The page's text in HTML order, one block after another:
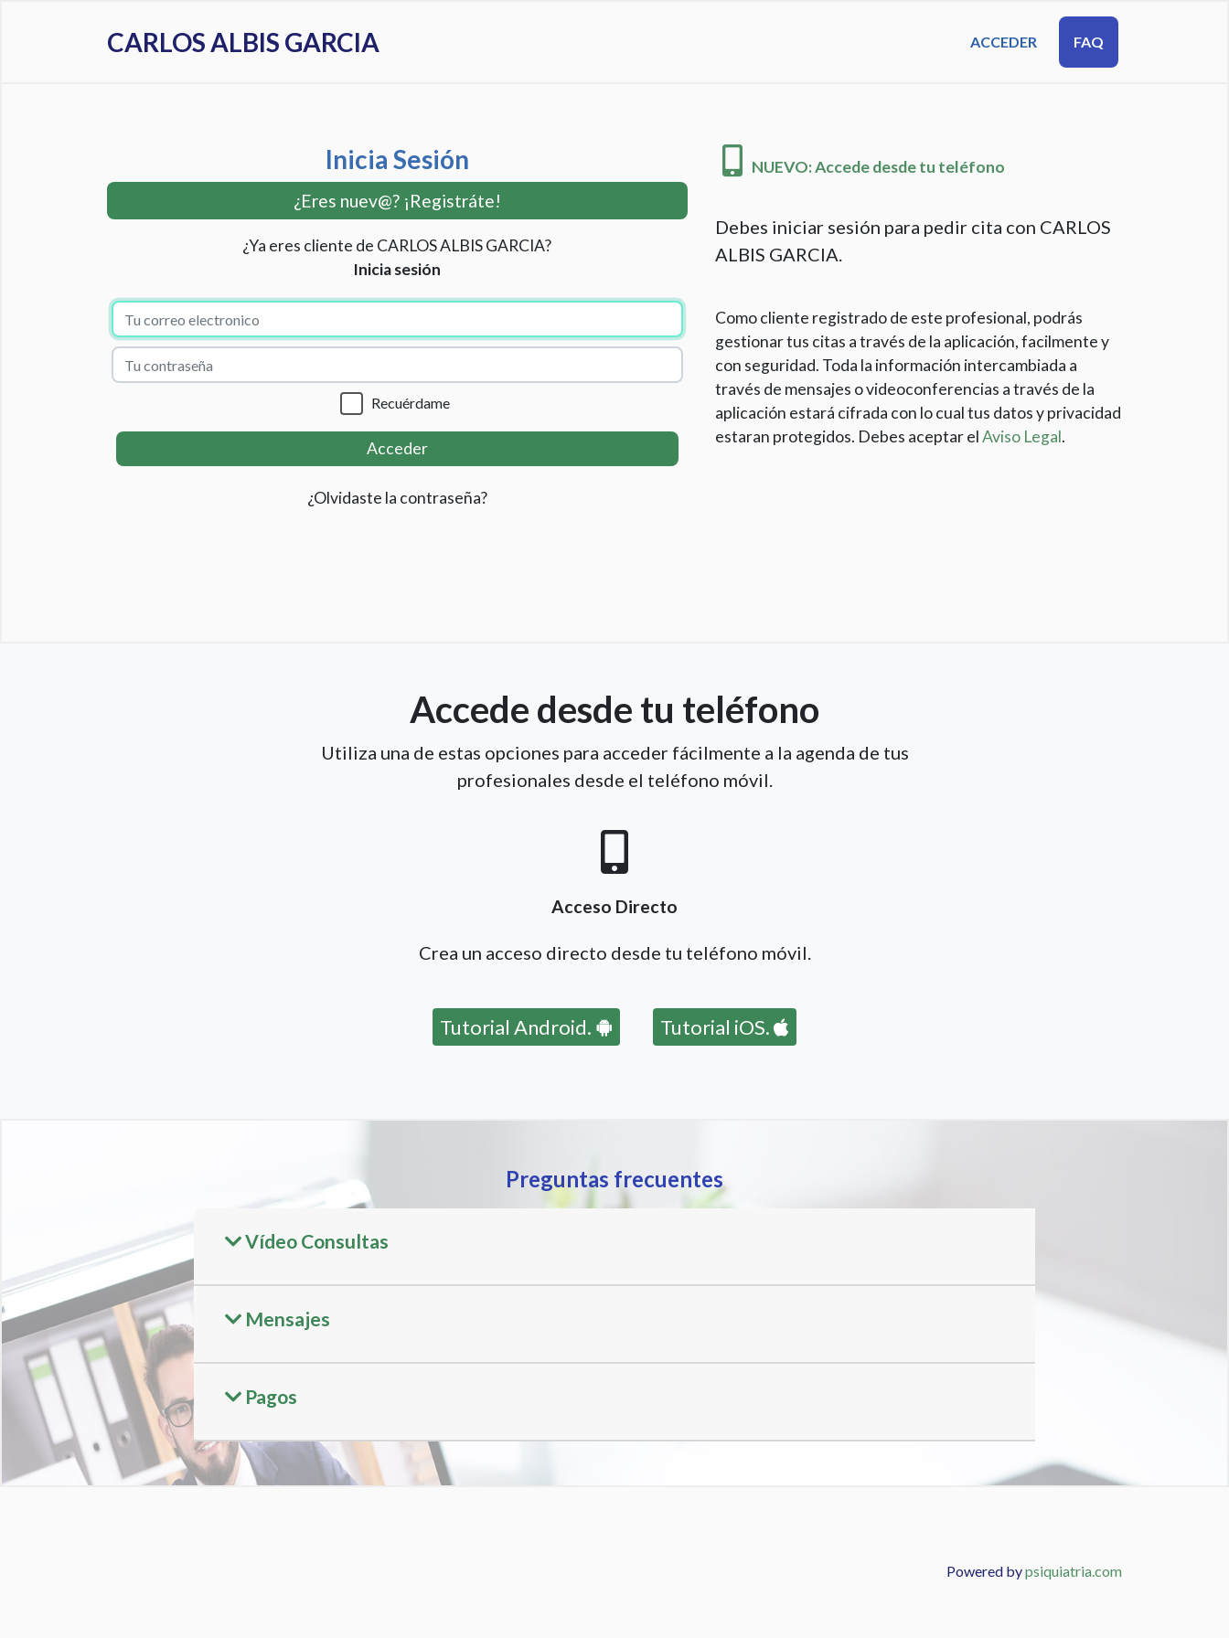
CARLOS ALBIS GARCIA ACCEDER FAQ
Inicia Sesión
¿Eres nuev@? ¡Registráte!
¿Ya eres cliente de CARLOS ALBIS GARCIA?
Inicia sesión
Recuérdame
Acceder
¿Olvidaste la contraseña?
NUEVO: Accede desde tu teléfono
Debes iniciar sesión para pedir cita con CARLOS
ALBIS GARCIA.
Como cliente registrado de este profesional, podrás
gestionar tus citas a través de la aplicación, facilmente y
con seguridad. Toda la información intercambiada a
través de mensajes o videoconferencias a través de la
aplicación estará cifrada con lo cual tus datos y privacidad
estaran protegidos. Debes aceptar elAviso Legal.
Accede desde tu teléfono
Utiliza una de estas opciones para acceder fácilmente a la agenda de tus
profesionales desde el teléfono móvil.
Acceso Directo
Crea un acceso directo desde tu teléfono móvil.
Tutorial Android. Tutorial iOS.
Preguntas frecuentes
Vídeo Consultas
Mensajes
Pagos
Powered bypsiquiatria.com